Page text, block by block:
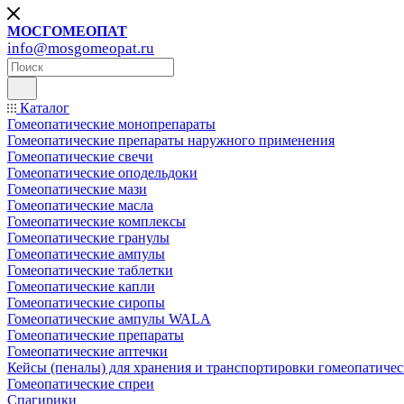
МОСГОМЕОПАТ
info@mosgomeopat.ru
Каталог
Гомеопатические монопрепараты
Гомеопатические препараты наружного применения
Гомеопатические свечи
Гомеопатические оподельдоки
Гомеопатические мази
Гомеопатические масла
Гомеопатические комплексы
Гомеопатические гранулы
Гомеопатические ампулы
Гомеопатические таблетки
Гомеопатические капли
Гомеопатические сиропы
Гомеопатические ампулы WALA
Гомеопатические препараты
Гомеопатические аптечки
Кейсы (пеналы) для хранения и транспортировки
Гомеопатические спреи
Спагирики